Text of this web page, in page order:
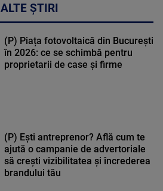
ALTE ȘTIRI
(P) Piața fotovoltaică din București
în 2026: ce se schimbă pentru
proprietarii de case și firme
(P) Ești antreprenor? Află cum te
ajută o campanie de advertoriale
să crești vizibilitatea și încrederea
brandului tău